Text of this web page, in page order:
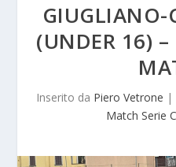
GIUGLIANO-
(UNDER 16)
Inserito da Piero Vetrone |
Match Serie